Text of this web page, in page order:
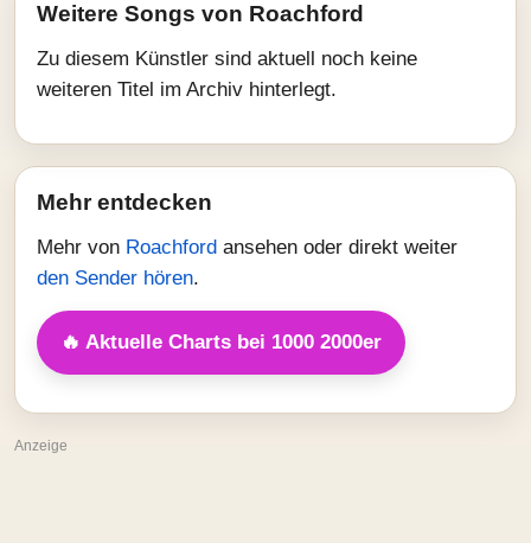
Weitere Songs von Roachford
Zu diesem Künstler sind aktuell noch keine
weiteren Titel im Archiv hinterlegt.
Mehr entdecken
Mehr von Roachford ansehen oder direkt weiter
den Sender hören.
🔥 Aktuelle Charts bei 1000 2000er
Anzeige